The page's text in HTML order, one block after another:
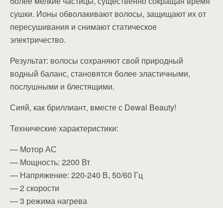
сушки. Ионы обволакивают волосы, защищают их от
пересушивания и снимают статическое
электричество.
Результат: волосы сохраняют свой природный
водный баланс, становятся более эластичными,
послушными и блестящими.
Сияй, как бриллиант, вместе с Dewal Beauty!
Технические характеристики:
— Мотор АС
— Мощность: 2200 Вт
— Напряжение: 220-240 В, 50/60 Гц
— 2 скорости
— 3 режима нагрева